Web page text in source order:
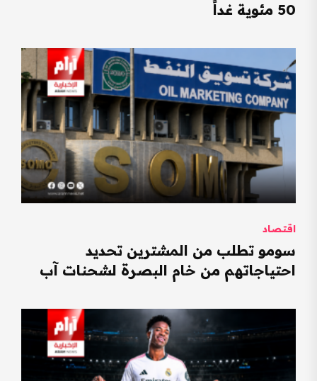
50 مئوية غداً
اقتصاد
سومو تطلب من المشترين تحديد
احتياجاتهم من خام البصرة لشحنات آب